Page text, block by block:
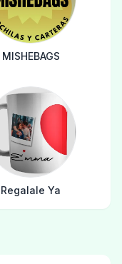
MISHEBAGS
Regalale Ya